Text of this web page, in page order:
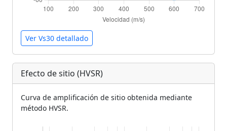
Ver Vs30 detallado
Efecto de sitio (HVSR)
Curva de amplificación de sitio obtenida mediante
método HVSR.